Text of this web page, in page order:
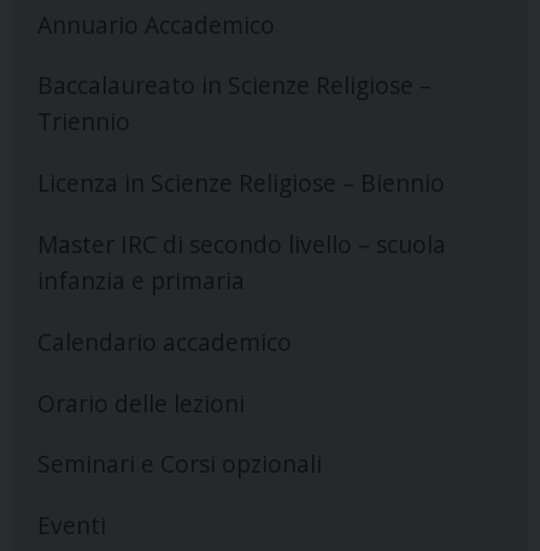
Annuario Accademico
Baccalaureato in Scienze Religiose –
Triennio
Licenza in Scienze Religiose – Biennio
Master IRC di secondo livello – scuola
infanzia e primaria
Calendario accademico
Orario delle lezioni
Seminari e Corsi opzionali
Eventi